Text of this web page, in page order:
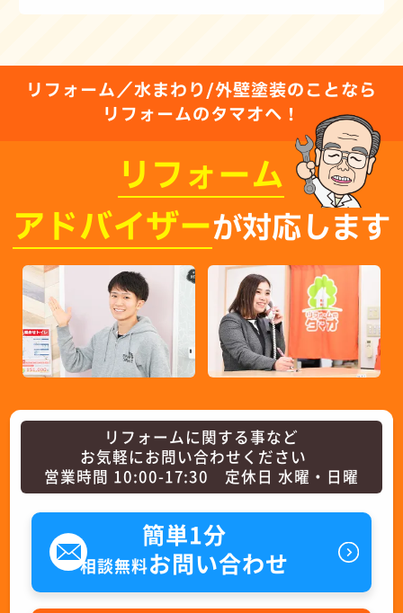
リフォーム／水まわり/外壁塗装のことなら
リフォームのタマオへ！
リフォーム
アドバイザーが対応します
リフォームに関する事など
お気軽にお問い合わせください
営業時間 10:00-17:30 定休日 水曜・日曜
簡単1分
相談無料お問い合わせ